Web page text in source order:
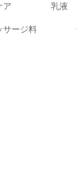
ア 乳液
サージ料